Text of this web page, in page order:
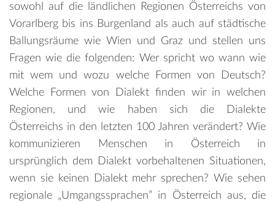
sowohl auf die ländlichen Regionen Österreichs von
Vorarlberg bis ins Burgenland als auch auf städtische
Ballungsräume wie Wien und Graz und stellen uns
Fragen wie die folgenden: Wer spricht wo wann wie
mit wem und wozu welche Formen von Deutsch?
Welche Formen von Dialekt finden wir in welchen
Regionen, und wie haben sich die Dialekte
Österreichs in den letzten 100 Jahren verändert? Wie
kommunizieren Menschen in Österreich in
ursprünglich dem Dialekt vorbehaltenen Situationen,
wenn sie keinen Dialekt mehr sprechen? Wie sehen
regionale „Umgangssprachen” in Österreich aus, die